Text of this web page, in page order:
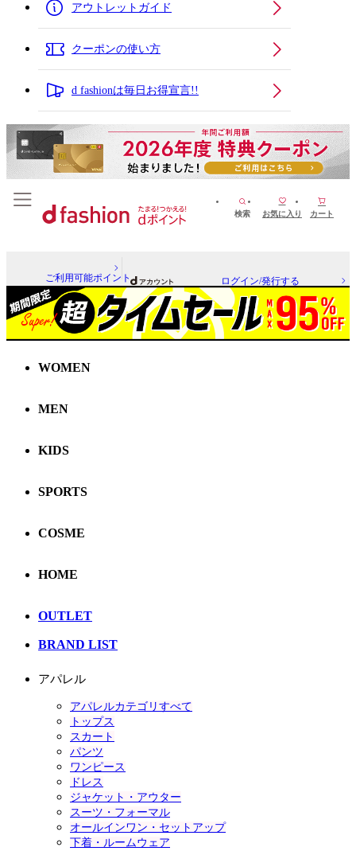
アウトレットガイド
クーポンの使い方
d fashionは毎日お得宣言!!
検索 お気に入り カート
ご利用可能ポイント ログイン/発行する
WOMEN
MEN
KIDS
SPORTS
COSME
HOME
OUTLET
BRAND LIST
アパレル
アパレルカテゴリすべて
トップス
スカート
パンツ
ワンピース
ドレス
ジャケット・アウター
スーツ・フォーマル
オールインワン・セットアップ
下着・ルームウェア